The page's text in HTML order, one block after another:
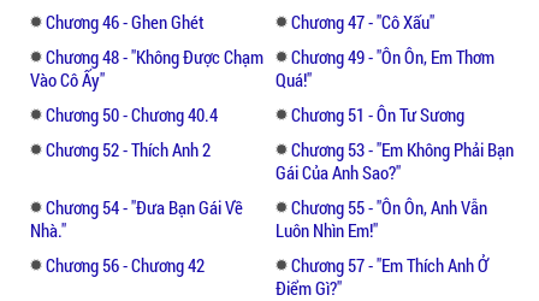
Chương 46 - Ghen Ghét
Chương 47 - "cô Xấu"
Chương 48 - "không Được Chạm
Vào Cô Ấy"
Chương 49 - "ôn Ôn, Em Thơm
Quá!"
Chương 50 - Chương 40.4
Chương 51 - Ôn Tư Sương
Chương 52 - Thích Anh 2
Chương 53 - "em Không Phải Bạn
Gái Của Anh Sao?"
Chương 54 - "đưa Bạn Gái Về
Nhà."
Chương 55 - "ôn Ôn, Anh Vẫn
Luôn Nhìn Em!"
Chương 56 - Chương 42
Chương 57 - "em Thích Anh Ở
Điểm Gì?"